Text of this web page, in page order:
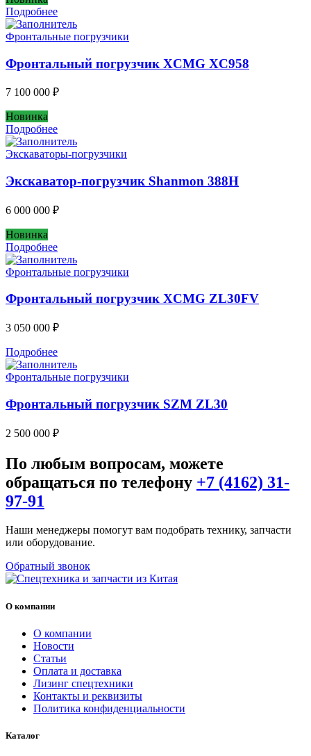
Подробнее
Фронтальные погрузчики
Фронтальный погрузчик XCMG XC958
7 100 000 ₽
Новинка
Подробнее
Экскаваторы-погрузчики
Экскаватор-погрузчик Shanmon 388H
6 000 000 ₽
Новинка
Подробнее
Фронтальные погрузчики
Фронтальный погрузчик XCMG ZL30FV
3 050 000 ₽
Подробнее
Фронтальные погрузчики
Фронтальный погрузчик SZM ZL30
2 500 000 ₽
По любым вопросам, можете
обращаться по телефону +7 (4162) 31-
97-91
Наши менеджеры помогут вам подобрать технику, запчасти
или оборудование.
Обратный звонок
О компании
О компании
Новости
Статьи
Оплата и доставка
Лизинг спецтехники
Контакты и реквизиты
Политика конфиденциальности
Каталог